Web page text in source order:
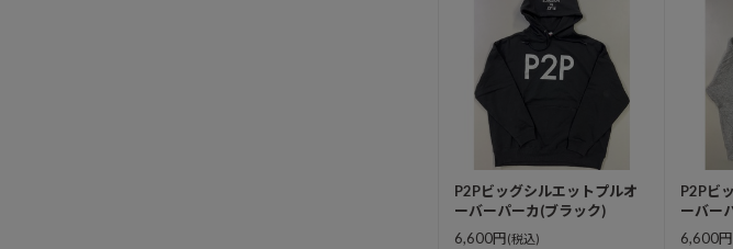
P2Pビッグシルエットプルオ
ーバーパーカ(ブラック)
6,600円(税込)
P2Pビ
ーバー
6,600円